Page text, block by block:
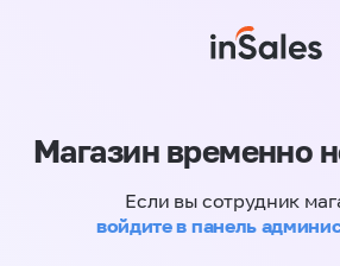
Магазин временно
Если вы сотрудник
войдите в панель